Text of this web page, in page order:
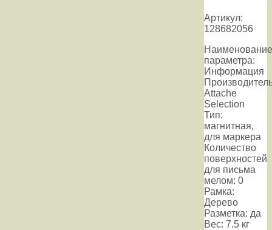
Артикул:
128682056
Наименование
параметра:
Информация
Attache
Selection
Тип:
магнитная,
для маркера
Количество
поверхностей
для письма
мелом: 0
Рамка:
Дерево
Разметка: да
Вес: 7.5 кг